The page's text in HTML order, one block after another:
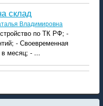
склад
Владимировна
по ТК РФ; -
- Своевременная
в месяц; - ...